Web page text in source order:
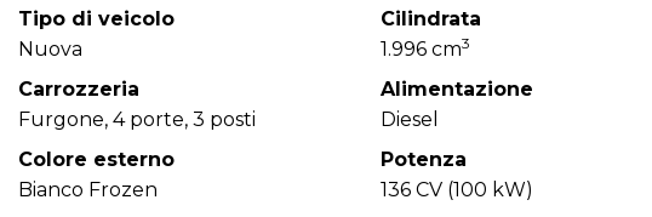
Tipo di veicolo
Nuova
Carrozzeria
Furgone, 4 porte, 3 posti
Colore esterno
Bianco Frozen
Cilindrata
1.996 cm3
Alimentazione
Diesel
Potenza
136 CV (100 kW)